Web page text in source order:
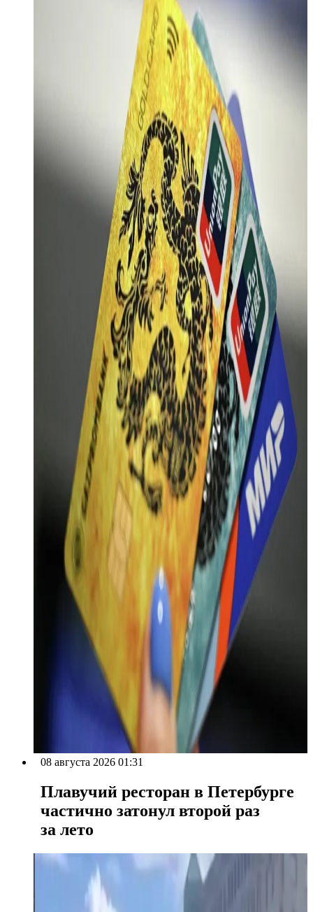
08 августа 2026 01:31
Плавучий ресторан в Петербурге
частично затонул второй раз
за лето